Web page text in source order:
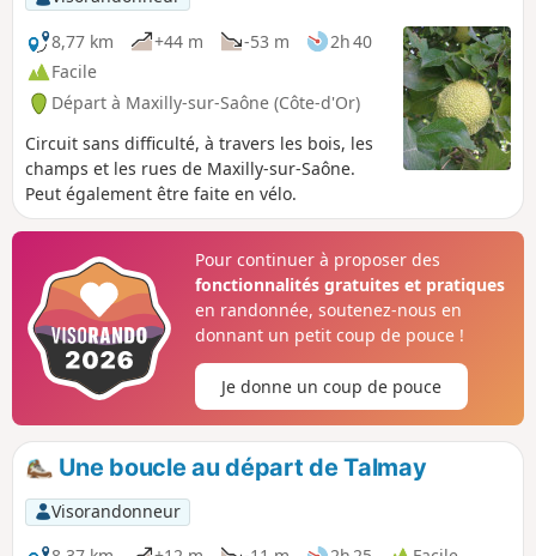
8,77 km
+44 m -53 m
2h 40
Facile
Départ à Maxilly-sur-Saône (Côte-d'Or)
Circuit sans difficulté, à travers les bois, les
champs et les rues de Maxilly-sur-Saône.
Peut également être faite en vélo.
Pour continuer à proposer des
fonctionnalités gratuites et pratiques
en randonnée, soutenez-nous en
donnant un petit coup de pouce !
Je donne un coup de pouce
Une boucle au départ de Talmay
Visorandonneur